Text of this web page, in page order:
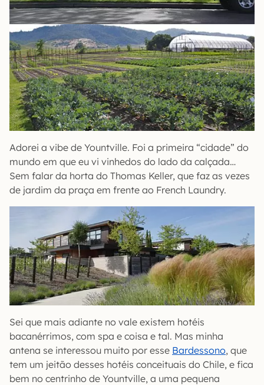
Adorei a vibe de Yountville. Foi a primeira “cidade” do
mundo em que eu vi vinhedos do lado da calçada…
Sem falar da horta do Thomas Keller, que faz as vezes
de jardim da praça em frente ao French Laundry.
Sei que mais adiante no vale existem hotéis
bacanérrimos, com spa e coisa e tal. Mas minha
antena se interessou muito por esse Bardessono, que
tem um jeitão desses hotéis conceituais do Chile, e fica
bem no centrinho de Yountville, a uma pequena